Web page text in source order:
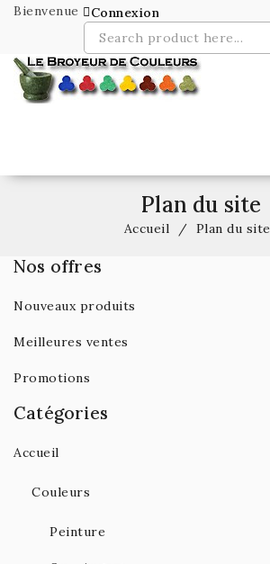
Bienvenue Connexion
Plan du site
Accueil Plan du site
Nos offres
Nouveaux produits
Meilleures ventes
Promotions
Catégories
Accueil
Couleurs
Peinture